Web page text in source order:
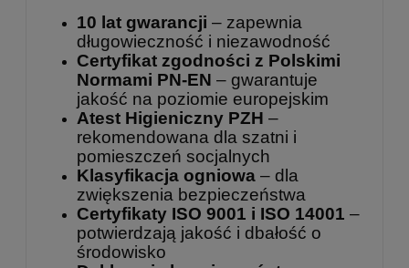
10 lat gwarancji – zapewnia
długowieczność i niezawodność
Certyfikat zgodności z Polskimi
Normami PN-EN – gwarantuje
jakość na poziomie europejskim
Atest Higieniczny PZH –
rekomendowana dla szatni i
pomieszczeń socjalnych
Klasyfikacja ogniowa – dla
zwiększenia bezpieczeństwa
Certyfikaty ISO 9001 i ISO 14001 –
potwierdzają jakość i dbałość o
środowisko